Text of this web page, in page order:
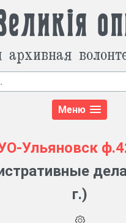
архивная
Меню
Ульяновск
г.)